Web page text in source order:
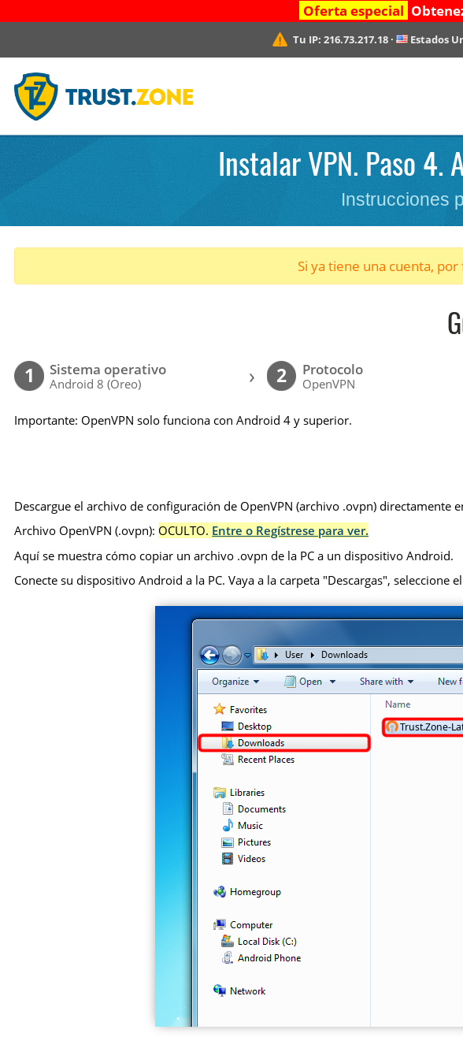
Oferta especial
Tu IP:216.73.217.18 · Estados
Instalar VPN. Paso 4.
Instrucciones
Si ya tiene una cuenta,
1 Sistema operativo
Android 8 (Oreo) › 2 Protocolo
OpenVPN
Importante: OpenVPN solo funciona con Android 4 y superior.
Descargue el archivo de configuración de OpenVPN (archivo .ovpn)
Archivo OpenVPN (.ovpn): OCULTO. Entre o Regístrese para ver.
Aquí se muestra cómo copiar un archivo .ovpn de la PC a un dispositivo Android.
Conecte su dispositivo Android a la PC. Vaya a la carpeta "Descargas",
Trust.Zone-